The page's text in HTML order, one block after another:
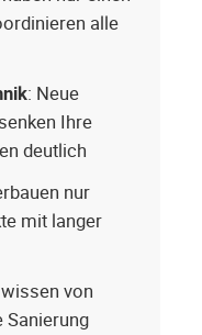
alle
: Neue
Ihre
deutlich
nur
mit langer
von
Sanierung